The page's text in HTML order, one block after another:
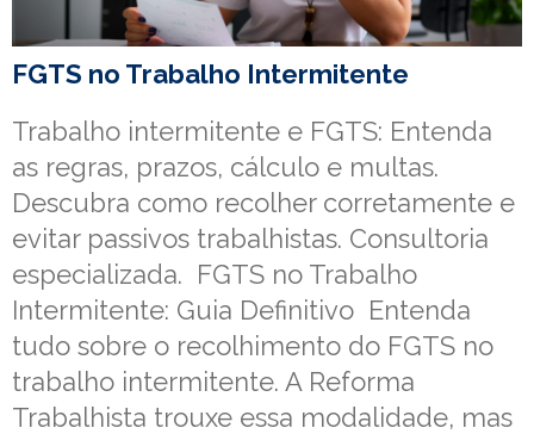
FGTS no Trabalho Intermitente
Trabalho intermitente e FGTS: Entenda
as regras, prazos, cálculo e multas.
Descubra como recolher corretamente e
evitar passivos trabalhistas. Consultoria
especializada. FGTS no Trabalho
Intermitente: Guia Definitivo Entenda
tudo sobre o recolhimento do FGTS no
trabalho intermitente. A Reforma
Trabalhista trouxe essa modalidade, mas